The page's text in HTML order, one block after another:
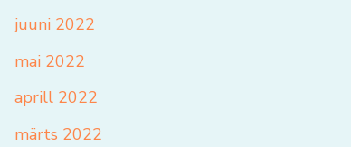
juuni 2022
mai 2022
aprill 2022
märts 2022